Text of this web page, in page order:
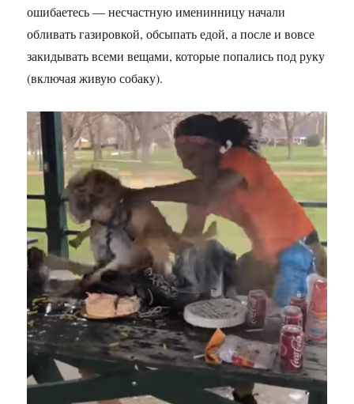
ошибаетесь — несчастную именинницу начали
обливать газировкой, обсыпать едой, а после и вовсе
закидывать всеми вещами, которые попались под руку
(включая живую собаку).